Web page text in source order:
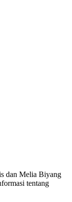
dan Melia Biyang
tentang